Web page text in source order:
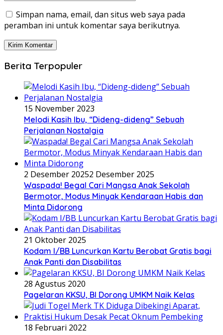
Simpan nama, email, dan situs web saya pada
peramban ini untuk komentar saya berikutnya.
Berita Terpopuler
15 November 2023
Melodi Kasih Ibu, “Dideng-dideng” Sebuah
Perjalanan Nostalgia
2 Desember 20252 Desember 2025
Waspada! Begal Cari Mangsa Anak Sekolah
Bermotor, Modus Minyak Kendaraan Habis dan
Minta Didorong
21 Oktober 2025
Kodam I/BB Luncurkan Kartu Berobat Gratis bagi
Anak Panti dan Disabilitas
28 Agustus 2020
Pagelaran KKSU, BI Dorong UMKM Naik Kelas
18 Februari 2022